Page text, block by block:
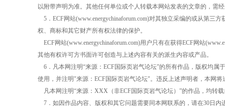
以附带声明为准。其他任何单位或个人转载本网站发表的文章的，需
5 ． ECF网站(www.energychinaforum.com)对其独立采编的或从第三方
权、商标和其它财产所有权法律的保护。
ECF网站(www.energychinaforum.com)用户只有在获得ECF网站
其他有权许可方书面许可创造与上述内容有关的派生内容或产品。
6 ．凡本网注明“来源： ECF国际页岩气论坛”的所有作品，版权均属于
使用，并注明"来源： ECF国际页岩气论坛"。违反上述声明者，本网
凡本网注明“来源： XXX （非ECF国际页岩气论坛）”的作品，均转
7 ．如因作品内容、版权和其它问题需要同本网联系的，请在30日内